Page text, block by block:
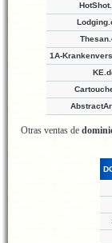
1A-
Otras ventas de